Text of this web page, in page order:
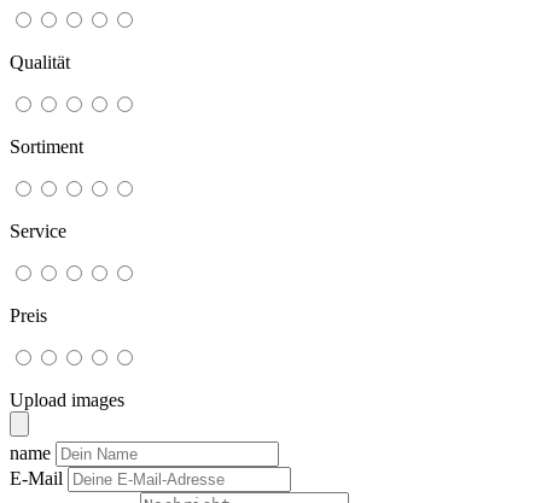
Qualität
Sortiment
Service
Preis
Upload images
name
E-Mail